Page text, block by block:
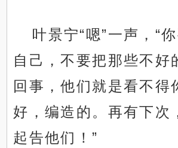
叶景宁“嗯”一声，“
自己，不要把那些不好
回事，他们就是看不得
好，编造的。再有下次
起告他们！”